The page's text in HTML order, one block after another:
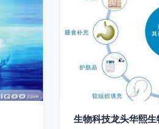
生物科技龙头华熙